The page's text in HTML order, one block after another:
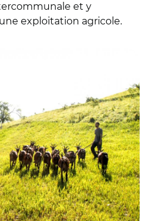
et y
exploitation agricole.